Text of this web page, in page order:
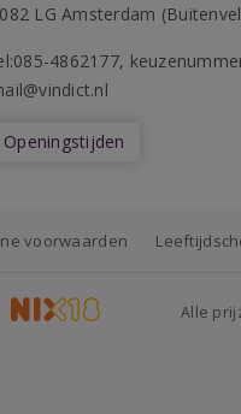
LG Amsterdam
4862177,
Openingstijden
voorwaarden
Alle